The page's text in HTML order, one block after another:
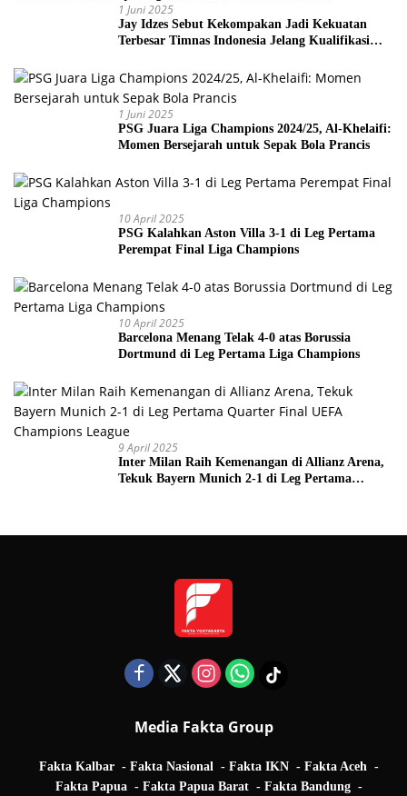
1 Juni 2025
Jay Idzes Sebut Kekompakan Jadi Kekuatan
Terbesar Timnas Indonesia Jelang Kualifikasi
1 Juni 2025
PSG Juara Liga Champions 2024/25, Al-Khelaifi:
Momen Bersejarah untuk Sepak Bola Prancis
10 April 2025
PSG Kalahkan Aston Villa 3-1 di Leg Pertama
Perempat Final Liga Champions
10 April 2025
Barcelona Menang Telak 4-0 atas Borussia
Dortmund di Leg Pertama Liga Champions
9 April 2025
Inter Milan Raih Kemenangan di Allianz Arena,
Tekuk Bayern Munich 2-1 di Leg Pertama
Media Fakta Group
Fakta Kalbar Fakta Nasional Fakta IKN
Fakta Aceh
Fakta Papua
Fakta Papua Barat Fakta Bandung